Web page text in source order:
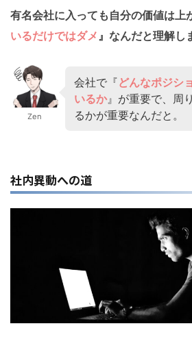
有名会社に入っても自分の価値は上
いるだけではダメ』なんだと理解し
Zen
会社で『どんなポジシ
いるか』が重要で、周
るかが重要なんだと。
社内異動への道